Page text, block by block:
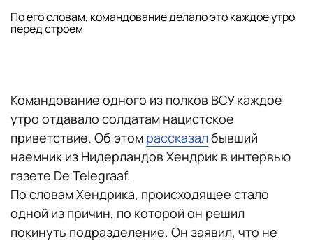
По его словам, командование делало это каждое утро
перед строем
Командование одного из полков ВСУ каждое
утро отдавало солдатам нацистское
приветствие. Об этом рассказалбывший
наемник из Нидерландов Хендрик в интервью
газете De Telegraaf.
По словам Хендрика, происходящее стало
одной из причин, по которой он решил
покинуть подразделение. Он заявил, что не